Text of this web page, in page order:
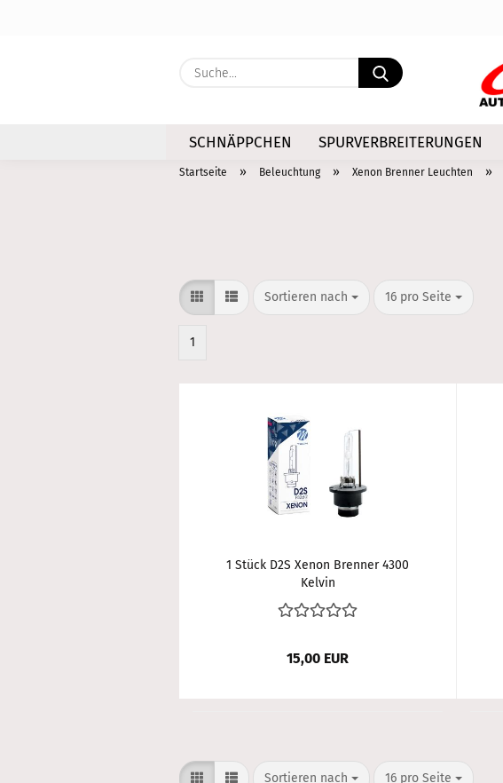
Suche...
SCHNÄPPCHEN SPURVERBREITERUNGEN
Startseite » Beleuchtung » Xenon Brenner Leuchten »
Sortieren nach
Sortieren nach 16 pro Seite
pro Seite
1
1 Stück D2S Xenon Brenner 4300
Kelvin
15,00 EUR
Sortieren nach
Sortieren nach 16 pro Seite
pro Seite